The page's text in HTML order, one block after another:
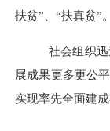
扶贫” “扶真贫”。
社会组织
展成果更多更公
实现率先全面建